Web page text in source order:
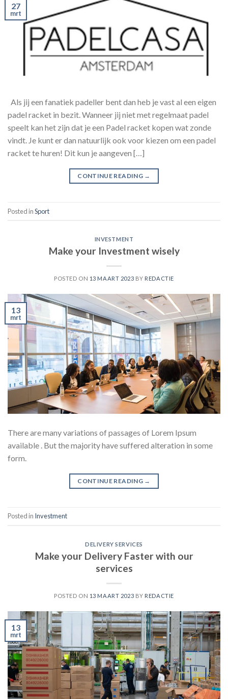
27
mrt
Als jij een fanatiek padeller bent dan heb je vast al een eigen
padel racket in bezit. Wanneer jij niet met regelmaat padel
speelt kan het zijn dat je een Padel racket kopen wat zonde
vindt. Je kunt er dan natuurlijk ook voor kiezen om een padel
racket te huren! Dit kun je aangeven […]
CONTINUE READING →
Posted inSport
INVESTMENT
Make your Investment wisely
POSTED ON 13 MAART 2023 BY REDACTIE
13
mrt
There are many variations of passages of Lorem Ipsum
available . But the majority have suffered alteration in some
form.
CONTINUE READING →
Posted in Investment
DELIVERY SERVICES
Make your Delivery Faster with our
services
POSTED ON 13 MAART 2023 BY REDACTIE
13
mrt